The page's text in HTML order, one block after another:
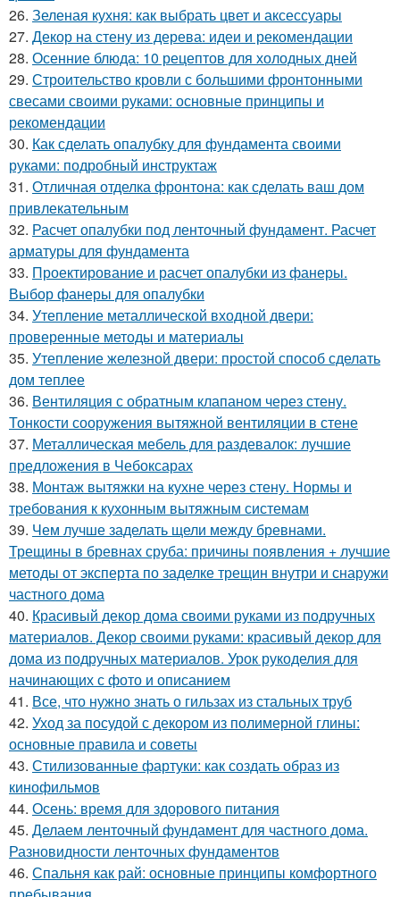
26. Зеленая кухня: как выбрать цвет и аксессуары
27. Декор на стену из дерева: идеи и рекомендации
28. Осенние блюда: 10 рецептов для холодных дней
29. Строительство кровли с большими фронтонными
свесами своими руками: основные принципы и
рекомендации
30. Как сделать опалубку для фундамента своими
руками: подробный инструктаж
31. Отличная отделка фронтона: как сделать ваш дом
привлекательным
32. Расчет опалубки под ленточный фундамент. Расчет
арматуры для фундамента
33. Проектирование и расчет опалубки из фанеры.
Выбор фанеры для опалубки
34. Утепление металлической входной двери:
проверенные методы и материалы
35. Утепление железной двери: простой способ сделать
дом теплее
36. Вентиляция с обратным клапаном через стену.
Тонкости сооружения вытяжной вентиляции в стене
37. Металлическая мебель для раздевалок: лучшие
предложения в Чебоксарах
38. Монтаж вытяжки на кухне через стену. Нормы и
требования к кухонным вытяжным системам
39. Чем лучше заделать щели между бревнами.
Трещины в бревнах сруба: причины появления + лучшие
методы от эксперта по заделке трещин внутри и снаружи
частного дома
40. Красивый декор дома своими руками из подручных
материалов. Декор своими руками: красивый декор для
дома из подручных материалов. Урок рукоделия для
начинающих с фото и описанием
41. Все, что нужно знать о гильзах из стальных труб
42. Уход за посудой с декором из полимерной глины:
основные правила и советы
43. Стилизованные фартуки: как создать образ из
кинофильмов
44. Осень: время для здорового питания
45. Делаем ленточный фундамент для частного дома.
Разновидности ленточных фундаментов
46. Спальня как рай: основные принципы комфортного